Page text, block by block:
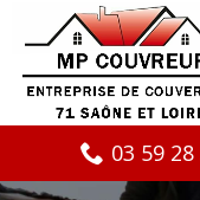
03 59 28